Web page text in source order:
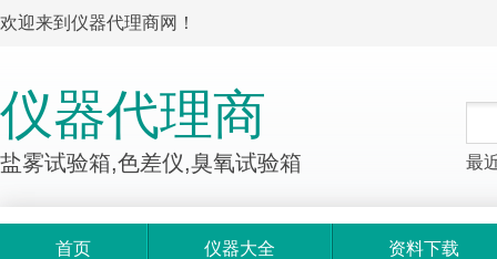
欢迎来到仪器代理商网！
仪器代理商
盐雾试验箱,色差仪,臭氧试验箱 最
首页 仪器大全 资料下载